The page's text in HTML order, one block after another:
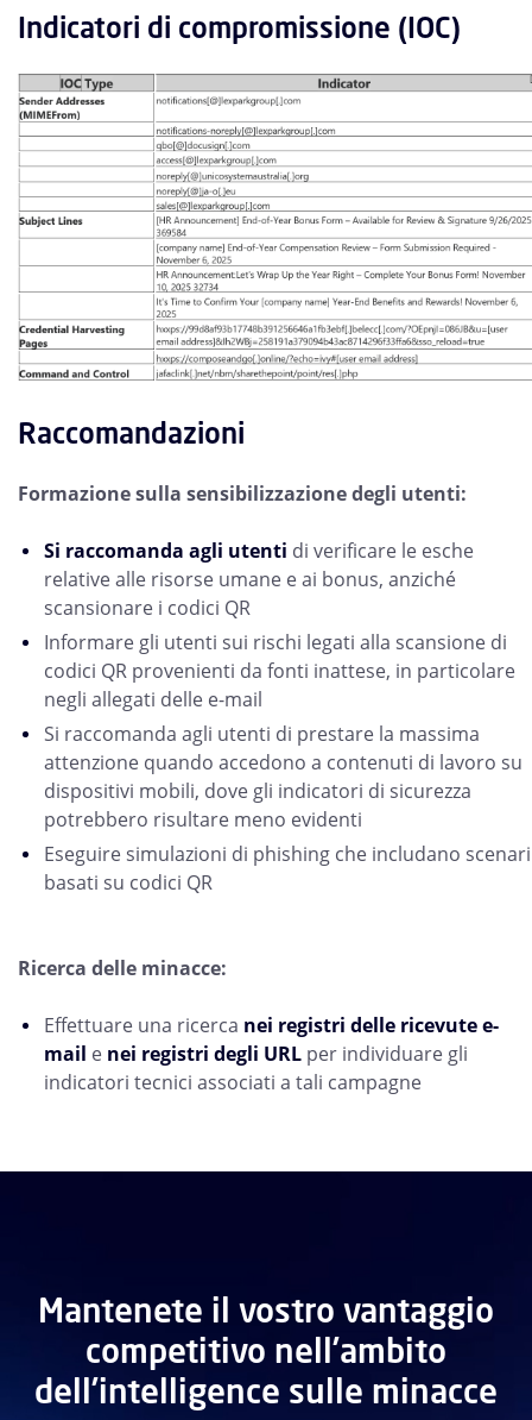
Indicatori di compromissione (IOC)
Raccomandazioni
Formazione sulla sensibilizzazione degli utenti:
Si raccomanda agli utenti di verificare le esche
relative alle risorse umane e ai bonus, anziché
scansionare i codici QR
Informare gli utenti sui rischi legati alla scansione di
codici QR provenienti da fonti inattese, in particolare
negli allegati delle e-mail
Si raccomanda agli utenti di prestare la massima
attenzione quando accedono a contenuti di lavoro su
dispositivi mobili, dove gli indicatori di sicurezza
potrebbero risultare meno evidenti
Eseguire simulazioni di phishing che includano scenari
basati su codici QR
Ricerca delle minacce:
Effettuare una ricerca nei registri delle ricevute e-
mail e nei registri degli URL per individuare gli
indicatori tecnici associati a tali campagne
Mantenete il vostro vantaggio
competitivo nell’ambito
dell’intelligence sulle minacce